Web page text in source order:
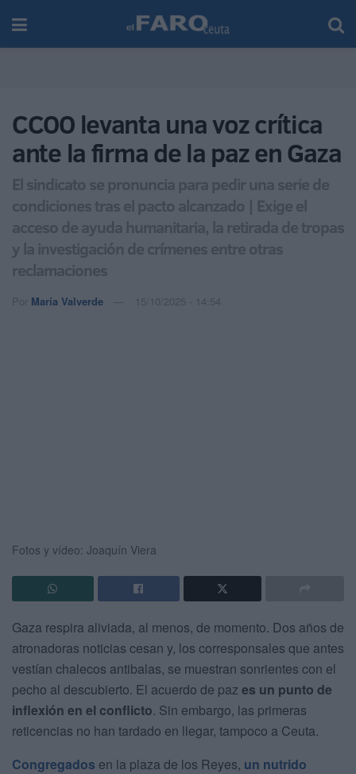
CCOO levanta una voz crítica
ante la firma de la paz en Gaza
El sindicato se pronuncia para pedir una serie de
condiciones tras el pacto alcanzado | Exige el
acceso de ayuda humanitaria, la retirada de tropas
y la investigación de crímenes entre otras
reclamaciones
Por María Valverde 15/10/2025 - 14:54
Fotos y vídeo: Joaquín Viera
Gaza respira aliviada, al menos, de momento. Dos años de
atronadoras noticias cesan y, los corresponsales que antes
vestían chalecos antibalas, se muestran sonrientes con el
pecho al descubierto. El acuerdo de paz es un punto de
inflexión en el conflicto. Sin embargo, las primeras
reticencias no han tardado en llegar, tampoco a Ceuta.
Congregados en la plaza de los Reyes, un nutrido